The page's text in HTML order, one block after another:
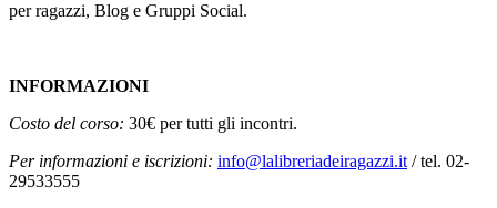
per ragazzi, Blog e Gruppi Social.
INFORMAZIONI
Costo del corso: 30€ per tutti gli incontri.
Per informazioni e iscrizioni: info@lalibreriadeiragazzi.it / tel. 02-
29533555